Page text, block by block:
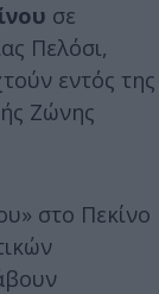
σε
Πελόσι,
εντός της
Ζώνης
στο Πεκίνο